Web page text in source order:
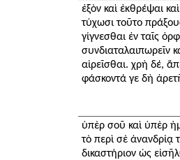
ἐξὸν καὶ ἐκθρέψαι
τύχωσι τοῦτο
γίγνεσθαι ἐν ταῖς
συνδιαταλαιπωρεῖν
αἱρεῖσθαι. χρὴ δέ,
φάσκοντά γε δὴ
ὑπὲρ σοῦ καὶ ὑπὲρ
τὸ περὶ σὲ ἀνανδρίᾳ
δικαστήριον ὡς